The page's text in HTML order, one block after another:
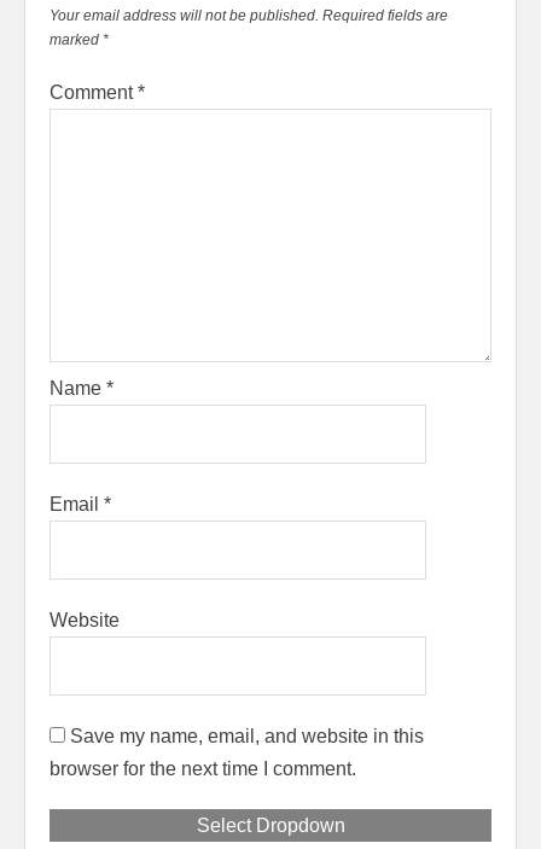
Your email address will not be published. Required fields are
marked *
Comment*
Name *
Email *
Website
Save my name, email, and website in this
browser for the next time I comment.
Select Dropdown